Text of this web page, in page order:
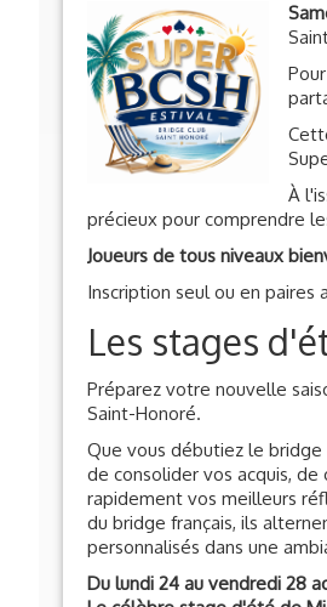
À
précieux pour comprendre
Joueurs de tous niveaux
Inscription seul ou en paires
Les stages
Préparez votre nouvelle
Saint-Honoré.
Que vous débutiez le bridge
corriger vos automatismes,
uns des enseignants les
personnalisés dans une
Du lundi 24 au vendredi 28
Le célèbre stage d'été de